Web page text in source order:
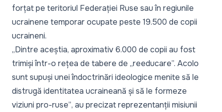
forțat pe teritoriul Federației Ruse sau în regiunile
ucrainene temporar ocupate peste 19.500 de copii
ucraineni.
„Dintre aceștia, aproximativ 6.000 de copii au fost
trimiși într-o rețea de tabere de „reeducare”. Acolo
sunt supuși unei îndoctrinări ideologice menite să le
distrugă identitatea ucraineană și să le formeze
viziuni pro-ruse”, au precizat reprezentanții misiunii